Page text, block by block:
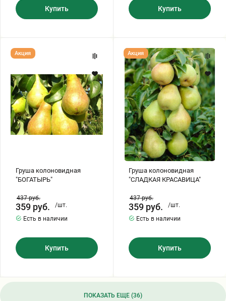
Купить Купить
Груша
колоновидная
Груша колоновидная
"БОГАТЫРЬ"
Акция
437руб.
359 руб.
/шт.
Есть в наличии
Купить
Груша
колоновидная
"СЛАДКАЯ
КРАСАВИЦА"
Груша колоновидная
"СЛАДКАЯ КРАСАВИЦА"
Акция
437руб.
359 руб.
/шт.
Есть в наличии
Купить
ПОКАЗАТЬ ЕЩЕ (36)